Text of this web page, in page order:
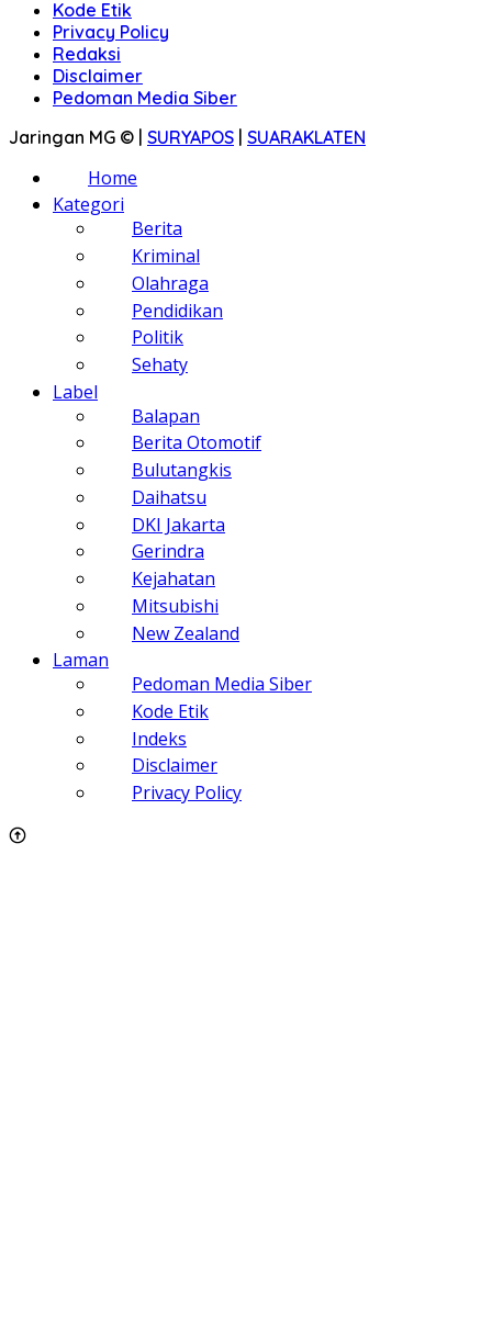
Kode Etik
Privacy Policy
Redaksi
Disclaimer
Pedoman Media Siber
Jaringan MG © | SURYAPOS | SUARAKLATEN
Home
Kategori
Berita
Kriminal
Olahraga
Pendidikan
Politik
Sehaty
Label
Balapan
Berita Otomotif
Bulutangkis
Daihatsu
DKI Jakarta
Gerindra
Kejahatan
Mitsubishi
New Zealand
Laman
Pedoman Media Siber
Kode Etik
Indeks
Disclaimer
Privacy Policy